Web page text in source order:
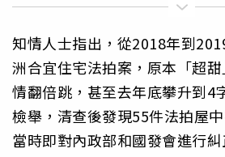
知情人士指出，從2018年到
洲合宜住宅法拍案，原本「超
情翻倍跳，甚至去年底攀升到4
檢舉，清查後發現55件法拍屋
當時即對內政部和國發會進行糾